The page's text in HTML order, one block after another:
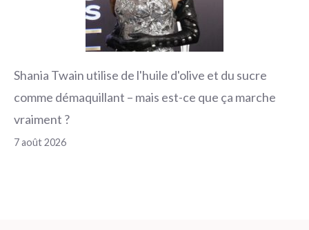
Shania Twain utilise de l'huile d'olive et du sucre
comme démaquillant – mais est-ce que ça marche
vraiment ?
7 août 2026